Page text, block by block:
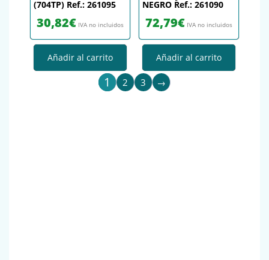
(704TP) Ref.: 261095
30,82€ IVA no incluidos
Añadir al carrito
NEGRO Ref.: 261090
72,79€ IVA no incluidos
Añadir al carrito
1 2 3 →